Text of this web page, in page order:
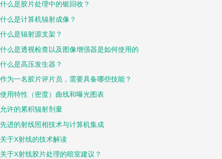
什么是胶片处理中的银回收？
什么是计算机辐射成像？
什么是辐射源支架？
什么是透视检查以及图像增强器是如何使用的
什么是高压发生器？
作为一名胶片评片员，需要具备哪些技能？
使用特性（密度）曲线和曝光图表
允许的累积辐射剂量
先进的射线照相技术与计算机集成
关于X射线的技术解读
关于X射线胶片处理的暗室建议？